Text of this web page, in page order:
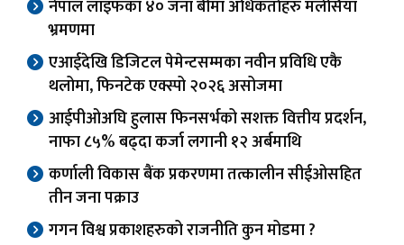
नेपाल लाइफका ४० जना बीमा अधिकर्ताहरु मलेसिया
भ्रमणमा
एआईदेखि डिजिटल पेमेन्टसम्मका नवीन प्रविधि एकै
थलोमा, फिनटेक एक्स्पो २०२६ असोजमा
आईपीओअघि हुलास फिनसर्भको सशक्त वित्तीय प्रदर्शन,
नाफा ८५% बढ्दा कर्जा लगानी १२ अर्बमाथि
कर्णाली विकास बैंक प्रकरणमा तत्कालीन सीईओसहित
तीन जना पक्राउ
गगन विश्व प्रकाशहरुको राजनीति कुन मोडमा ?